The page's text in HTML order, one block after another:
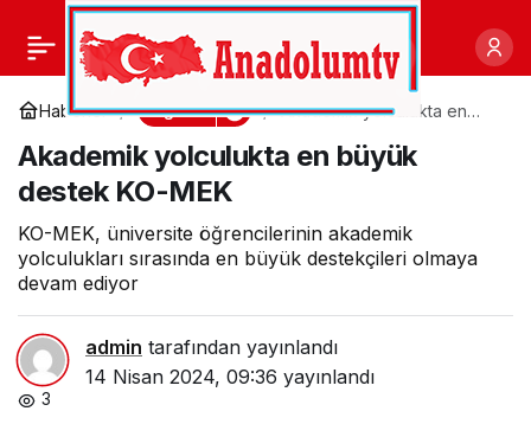
Haberler Eğitim
Akademik yolculukta en
Akademik yolculukta en büyük
destek KO-MEK
KO-MEK, üniversite öğrencilerinin akademik
yolculukları sırasında en büyük destekçileri olmaya
devam ediyor
admin tarafından yayınlandı
14 Nisan 2024, 09:36 yayınlandı
3
Karşıyaka’da Cordelion
MSM atölyeleri bu ay da
dopdolu
Paylaş